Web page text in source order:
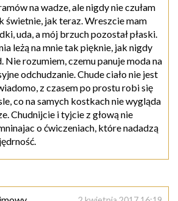
na wadze, ale nigdy nie czułam
świetnie, jak teraz. Wreszcie mam
uda, a mój brzuch pozostał płaski.
leżą na mnie tak pięknie, jak nigdy
Nie rozumiem, czemu panuje moda na
odchudzanie. Chude ciało nie jest
z czasem po prostu robi się
co na samych kostkach nie wygląda
Chudnijcie i tyjcie z głową nie
o ćwiczeniach, które nadadzą